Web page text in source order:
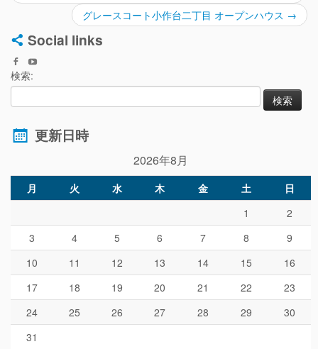
グレースコート小作台二丁目 オープンハウス →
Social links
検索:
更新日時
2026年8月
月 火 水 木 金 土
日
1
2
3
4 5 6 7 8
9
10
11 12 13 14 15
16
17
18 19 20 21 22
23
24
25 26 27 28 29
30
31